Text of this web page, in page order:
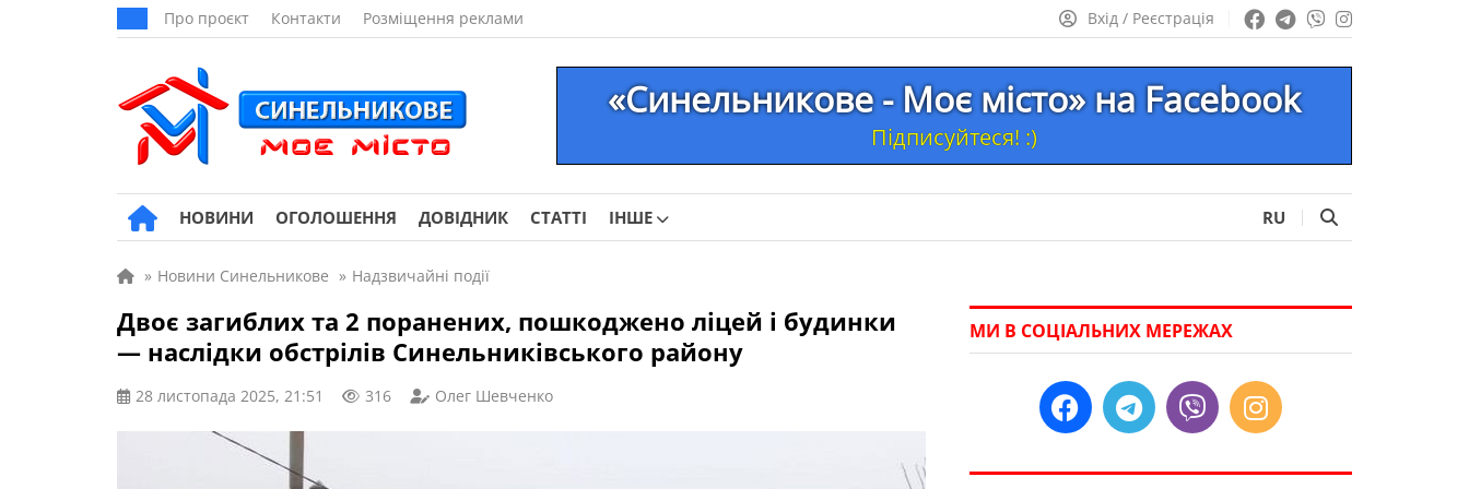
Про проєкт Контакти Розміщення реклами Вхід / Реєстрація
«Синельникове - Моє місто» на Facebook
Підписуйтеся! :)
НОВИНИ ОГОЛОШЕННЯ ДОВІДНИК СТАТТІ ІНШЕ RU
» Новини Синельникове » Надзвичайні події
Двоє загиблих та 2 поранених, пошкоджено ліцей і будинки
— наслідки обстрілів Синельниківського району
28 листопада 2025, 21:51 316 Олег Шевченко
МИ В СОЦІАЛЬНИХ МЕРЕЖАХ